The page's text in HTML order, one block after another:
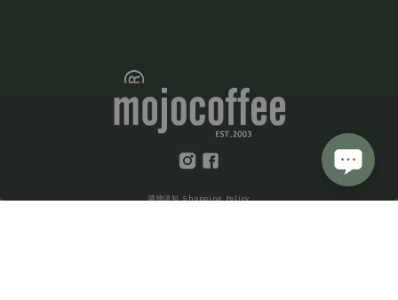
購物須知 Shopping Policy